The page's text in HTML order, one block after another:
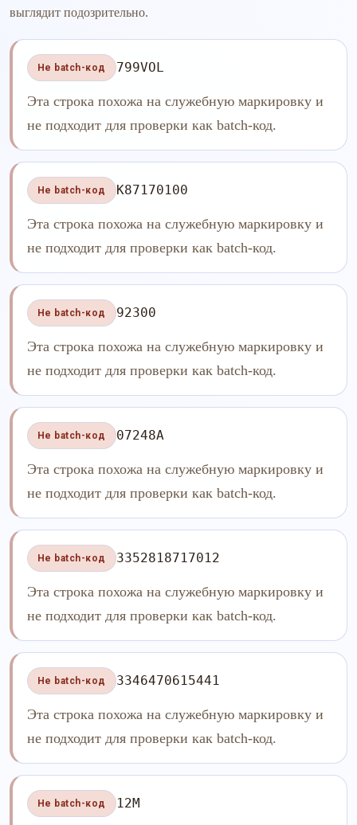
выглядит подозрительно.
Не batch-код 799VOL
Эта строка похожа на служебную маркировку и
не подходит для проверки как batch-код.
Не batch-код K87170100
Эта строка похожа на служебную маркировку и
не подходит для проверки как batch-код.
Не batch-код 92300
Эта строка похожа на служебную маркировку и
не подходит для проверки как batch-код.
Не batch-код 07248A
Эта строка похожа на служебную маркировку и
не подходит для проверки как batch-код.
Не batch-код 3352818717012
Эта строка похожа на служебную маркировку и
не подходит для проверки как batch-код.
Не batch-код 3346470615441
Эта строка похожа на служебную маркировку и
не подходит для проверки как batch-код.
Не batch-код 12M